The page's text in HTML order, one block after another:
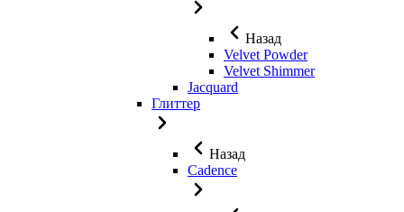
Назад
Velvet Powder
Velvet Shimmer
Jaсquard
Глиттер
Назад
Cadence